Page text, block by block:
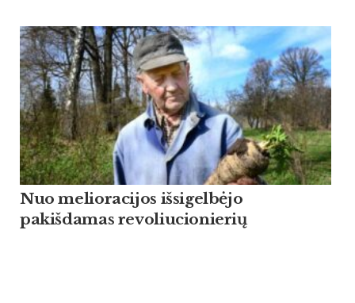
Nuo melioracijos išsigelbėjo
pakišdamas revoliucionierių